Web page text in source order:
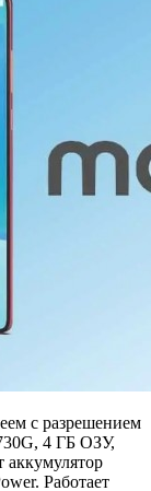
с разрешением
4 ГБ ОЗУ,
аккумулятор
Работает